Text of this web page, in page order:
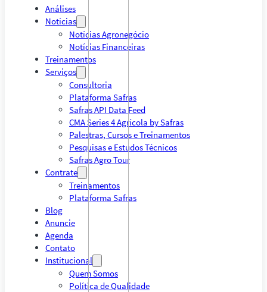
Análises
Notícias
Notícias Agronegócio
Notícias Financeiras
Treinamentos
Serviços
Consultoria
Plataforma Safras
Safras API Data Feed
CMA Series 4 Agrícola by Safras
Palestras, Cursos e Treinamentos
Pesquisas e Estudos Técnicos
Safras Agro Tour
Contrate
Treinamentos
Plataforma Safras
Blog
Anuncie
Agenda
Contato
Institucional
Quem Somos
Política de Qualidade